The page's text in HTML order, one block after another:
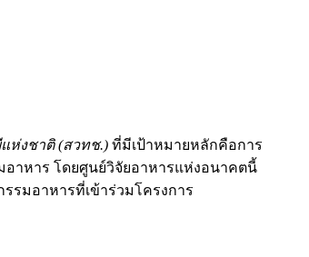
ห่งชาติ (สวทช.) ที่มีเป้าหมายหลักคือการ
าหาร โดยศูนย์วิจัยอาหารแห่งอนาคตนี้
รมอาหารที่เข้าร่วมโครงการ